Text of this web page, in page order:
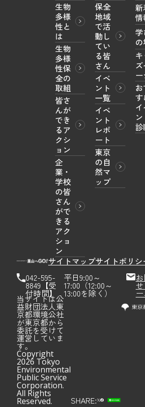
生物
多様
性と
は
生物
多様
性保
全の
取組
皆さ
んが
でき
るア
クシ
ョン
企
業・
学校
の皆
さん
がで
きる
アク
ショ
ン
保全
地域
で活
動し
てい
る皆
さん
イベ
ント
一覧
イベ
ント
レポ
ート
東京
の自
然マ
ップ
キ
す
サイトマップサイトポリシ
042-595-
8849【受
付時間】
平日9:00～
17:00（12:00～
13:00を除く）
当サイトは公
益財団法人東
京都環境公社
が東京都から
委託を受けて
運営していま
す。
Copyright
2026 Tokyo
Environmental
Public Service
Corporation.
All Rights
Reserved. SHARE: